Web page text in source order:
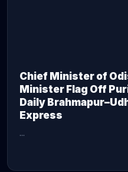
Chief Minister of
Minister Flag Off
Daily
Express
...